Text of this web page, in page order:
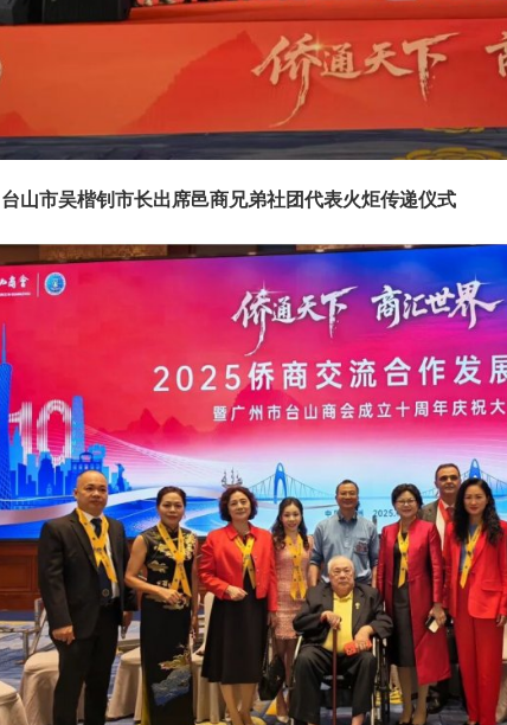
台山市吴楷钊市长出席邑商兄弟社团代表火炬传递仪式